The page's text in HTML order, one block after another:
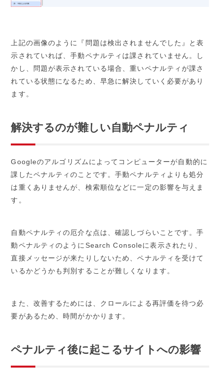
上記の画像のように『問題は検出されませんでした』と表
示されていれば、手動ペナルティは課されていません。し
かし、問題が表示されている場合、重いペナルティが課さ
れている状態になるため、早急に解決していく必要があり
ます。
解決するのが難しい自動ペナルティ
Googleのアルゴリズムによってコンピューターが自動的に
課したペナルティのことです。手動ペナルティよりも処分
は重くありませんが、検索順位などに一定の影響を与えま
す。
自動ペナルティの厄介な点は、確認しづらいことです。手
動ペナルティのようにSearch Consoleに表示されたり、
直接メッセージが来たりしないため、ペナルティを受けて
いるかどうかも判別することが難しくなります。
また、改善するためには、クロールによる再評価を待つ必
要があるため、時間がかかります。
ペナルティ後に起こるサイトへの影響